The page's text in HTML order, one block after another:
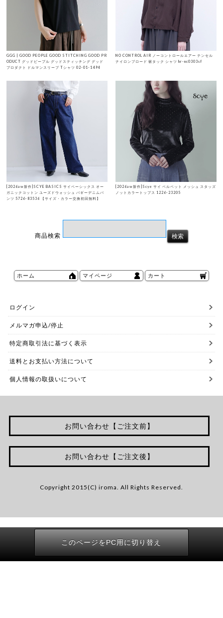
GGG | GOOD PEOPLE GOOD STITCHING GOOD PR
ODUCT グッドピープル グッドスティッチング グッド
プロダクト ドルマンスリーブ Tシャツ 02-01-1494
NO CONTROL AIR ノーコントロールエアー テンセル
ナイロンブロード 裾タック シャツ hr-nc0303sf
[2026aw新作]SCYE BASICS サイベーシックス オー
ガニックコットン ユーズドウォッシュ バギーデニムパ
ンツ 5726-83536 【サイズ・カラー交換初回無料】
[2026aw新作]Scye サイ ベルベット メッシュ スタッズ
ノットカラートップス 1226-23205
商品検索
ホーム マイページ カート
ログイン
メルマガ申込/停止
特定商取引法に基づく表示
送料とお支払い方法について
個人情報の取扱いについて
お問い合わせ【ご注文前】
お問い合わせ【ご注文後】
Copyright 2015(C) iroma. All Rights Reserved.
このページをPC用に切り替え